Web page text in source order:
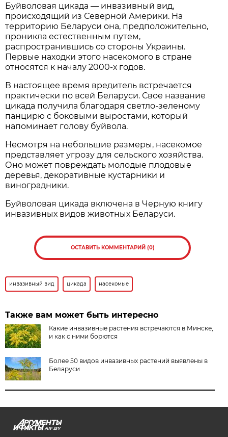
Буйволовая цикада — инвазивный вид,
происходящий из Северной Америки. На
территорию Беларуси она, предположительно,
проникла естественным путем,
распространившись со стороны Украины.
Первые находки этого насекомого в стране
относятся к началу 2000-х годов.
В настоящее время вредитель встречается
практически по всей Беларуси. Свое название
цикада получила благодаря светло-зеленому
панцирю с боковыми выростами, который
напоминает голову буйвола.
Несмотря на небольшие размеры, насекомое
представляет угрозу для сельского хозяйства.
Оно может повреждать молодые плодовые
деревья, декоративные кустарники и
виноградники.
Буйволовая цикада включена в Черную книгу
инвазивных видов животных Беларуси.
ОСТАВИТЬ КОММЕНТАРИЙ (0)
инвазивный вид цикада насекомые
Также вам может быть интересно
Какие инвазивные растения встречаются в Минске,
и как с ними борются
Более 50 видов инвазивных растений выявлены в
Беларуси
AIF.BY